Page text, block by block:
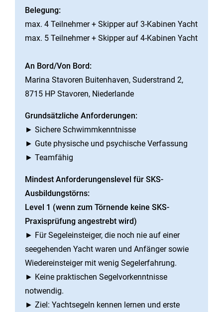
Belegung:
max. 4 Teilnehmer + Skipper auf 3-Kabinen Yacht
max. 5 Teilnehmer + Skipper auf 4-Kabinen Yacht
An Bord/Von Bord:
Marina Stavoren Buitenhaven, Suderstrand 2,
8715 HP Stavoren, Niederlande
Grundsätzliche Anforderungen:
► Sichere Schwimmkenntnisse
► Gute physische und psychische Verfassung
► Teamfähig
Mindest Anforderungenslevel für SKS-
Ausbildungstörns:
Level 1 (wenn zum Törnende keine SKS-
Praxisprüfung angestrebt wird)
► Für Segeleinsteiger, die noch nie auf einer
seegehenden Yacht waren und Anfänger sowie
Wiedereinsteiger mit wenig Segelerfahrung.
► Keine praktischen Segelvorkenntnisse
notwendig.
► Ziel: Yachtsegeln kennen lernen und erste